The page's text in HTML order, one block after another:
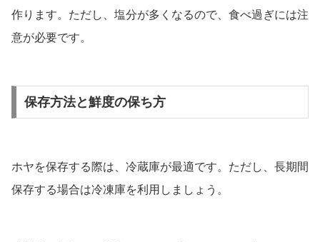
作ります。ただし、塩分が多くなるので、食べ過ぎには注
意が必要です。
保存方法と鮮度の保ち方
ホヤを保存する際は、冷蔵庫が最適です。ただし、長期間
保存する場合は冷凍庫を利用しましょう。